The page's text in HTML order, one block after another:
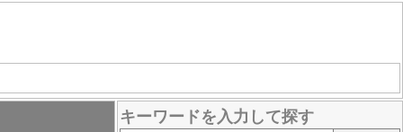
キーワードを入力して探す